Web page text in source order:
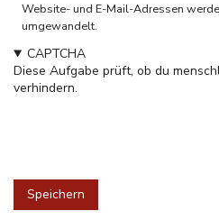
Website- und E-Mail-Adressen
umgewandelt.
CAPTCHA
Diese Aufgabe prüft, ob du
verhindern.